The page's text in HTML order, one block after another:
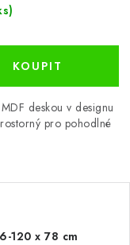
deskou v designu
pro pohodlné
120 x 78 cm